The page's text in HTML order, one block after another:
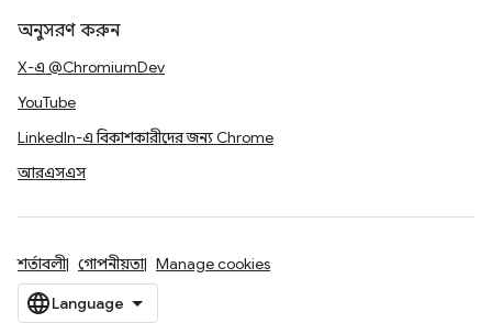
অনুসরণ করুন
X-এ @ChromiumDev
YouTube
LinkedIn-এ বিকাশকারীদের জন্য Chrome
আরএসএস
শর্তাবলী গোপনীয়তা Manage cookies